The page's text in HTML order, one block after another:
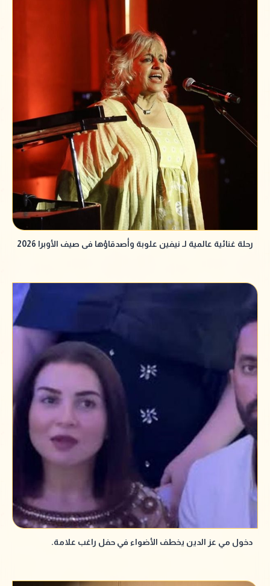
رحلة غنائية عالمية لـ نيفين علوبة وأصدقاؤها فى صيف الأوبرا 2026
دخول مي عز الدين يخطف الأضواء في حفل راغب علامة.